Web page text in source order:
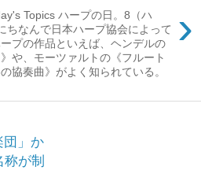
›
Topics ハープの日。8（ハ
ちなんで日本ハープ協会によって
プの作品といえば、ヘンデルの
》や、モーツァルトの《フルート
協奏曲》がよく知られている。
団」か
称が制